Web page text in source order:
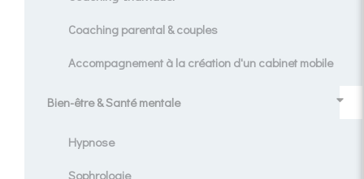
Coaching parental & couples
Accompagnement à la création d'un cabinet mobile
Bien-être & Santé mentale
Hypnose
Sophrologie